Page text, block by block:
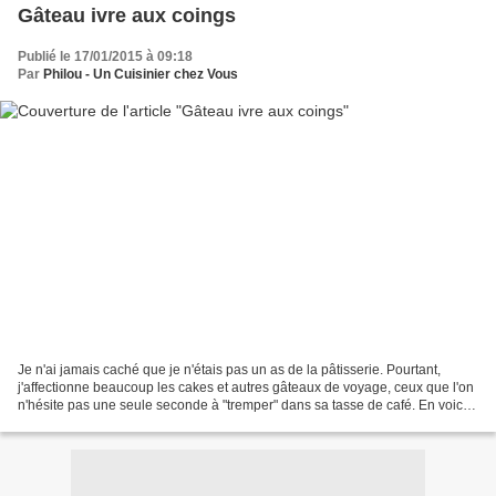
Gâteau ivre aux coings
Publié le 17/01/2015 à 09:18
Par Philou - Un Cuisinier chez Vous
Je n'ai jamais caché que je n'étais pas un as de la pâtisserie. Pourtant,
j'affectionne beaucoup les cakes et autres gâteaux de voyage, ceux que l'on
n'hésite pas une seule seconde à "tremper" dans sa tasse de café. En voici